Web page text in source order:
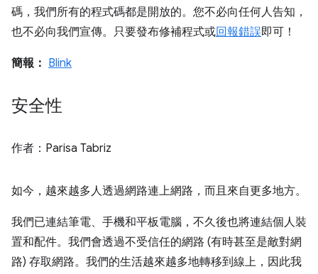
碼，我們所有的程式碼都是開放的。您不必向任何人告知，
也不必向我們宣傳。只要發布修補程式或回報錯誤即可！
簡報： Blink
安全性
作者：Parisa Tabriz
如今，越來越多人透過網路連上網路，而且來自更多地方。
我們已連結筆電、手機和平板電腦，不久後也將連結個人裝
置和配件。我們會透過不受信任的網路 (有時甚至是敵對網
路) 存取網路。我們的生活越來越多地轉移到線上，因此我